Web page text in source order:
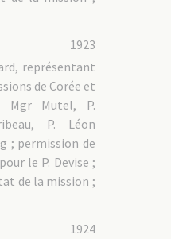
1923
représentant
de Corée et
Mgr Mutel, P.
P. Léon
; permission de
le P. Devise ;
de la mission ;
1924